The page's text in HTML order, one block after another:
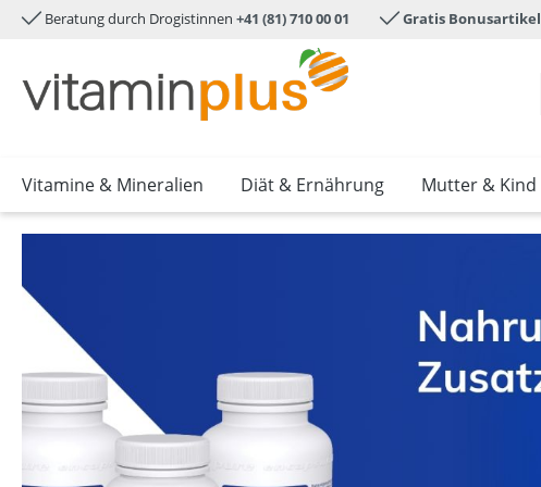
springen Zur Hauptnavigation springen
Beratung durch Drogistinnen +41 (81) 710 00 01 Gratis Bonusartikel
Vitamine & Mineralien Diät & Ernährung Mutter & Kind